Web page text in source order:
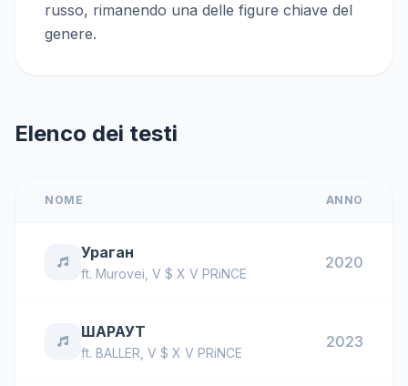
russo, rimanendo una delle figure chiave del
genere.
Elenco dei testi
NOME ANNO
Ураган
ft. Murovei V $ X V PRiNCE
2020
ШАРАУТ
ft. BALLER V $ X V PRiNCE
2023